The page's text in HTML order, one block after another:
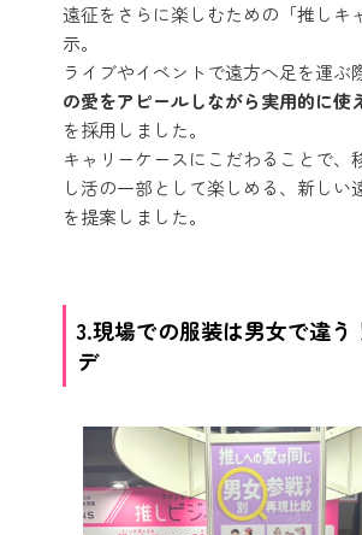
遠征をさらに楽しむための「推しキ
示。
ライブやイベントで遠方へ足を運ぶ
の愛をアピールしながら実用的に使
を採用しました。
キャリーケースにこだわることで、
し活の一部として楽しめる、新しい
を提案しました。
3.現場での服装は男女で違う
デ